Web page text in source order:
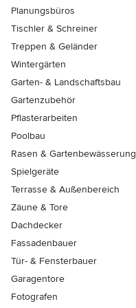
Planungsbüros
Tischler & Schreiner
Treppen & Geländer
Wintergärten
Garten- & Landschaftsbau
Gartenzubehör
Pflasterarbeiten
Poolbau
Rasen & Gartenbewässerung
Spielgeräte
Terrasse & Außenbereich
Zäune & Tore
Dachdecker
Fassadenbauer
Tür- & Fensterbauer
Garagentore
Fotografen